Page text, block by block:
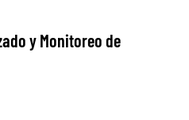
y Monitoreo de